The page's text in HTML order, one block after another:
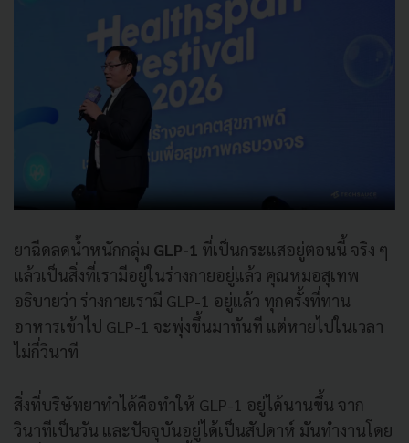
ยาฉีดลดน้ำหนักกลุ่ม GLP-1 ที่เป็นกระแสอยู่ตอนนี้ จริง ๆ
แล้วเป็นสิ่งที่เรามีอยู่ในร่างกายอยู่แล้ว คุณหมอสุเทพ
อธิบายว่า ร่างกายเรามี GLP-1 อยู่แล้ว ทุกครั้งที่ทาน
อาหารเข้าไป GLP-1 จะพุ่งขึ้นมาทันที แต่หายไปในเวลา
ไม่กี่วินาที
สิ่งที่บริษัทยาทำได้คือทำให้ GLP-1 อยู่ได้นานขึ้น จาก
วินาทีเป็นวัน และปัจจุบันอยู่ได้เป็นสัปดาห์ มันทำงานโดย